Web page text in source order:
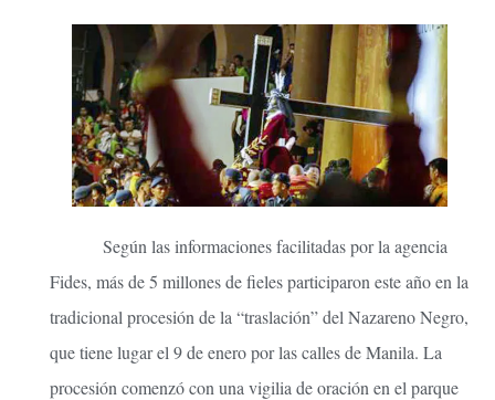
Según las informaciones facilitadas por la agencia
Fides, más de 5 millones de fieles participaron este año en la
tradicional procesión de la “traslación” del Nazareno Negro,
que tiene lugar el 9 de enero por las calles de Manila. La
procesión comenzó con una vigilia de oración en el parque